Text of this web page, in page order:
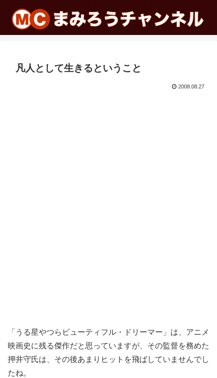
凡人として生きるということ
2008.08.27
「うる星やつらビューティフル・ドリーマー」は、アニメ
映画史に残る傑作だと思っていますが、その監督を務めた
押井守氏は、その後あまりヒットを飛ばしていませんでし
たね。